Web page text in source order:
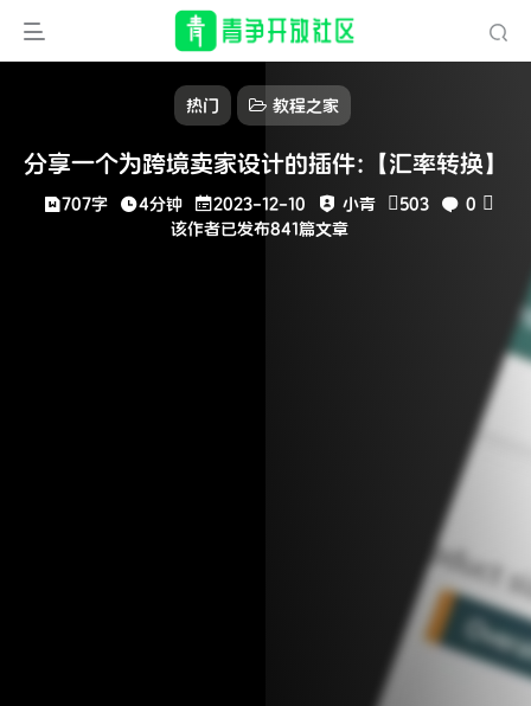
热门 教程之家
分享一个为跨境卖家设计的插件:【汇率转换】
707字 4分钟 2023-12-10 小青 503
0
该作者已发布841篇文章